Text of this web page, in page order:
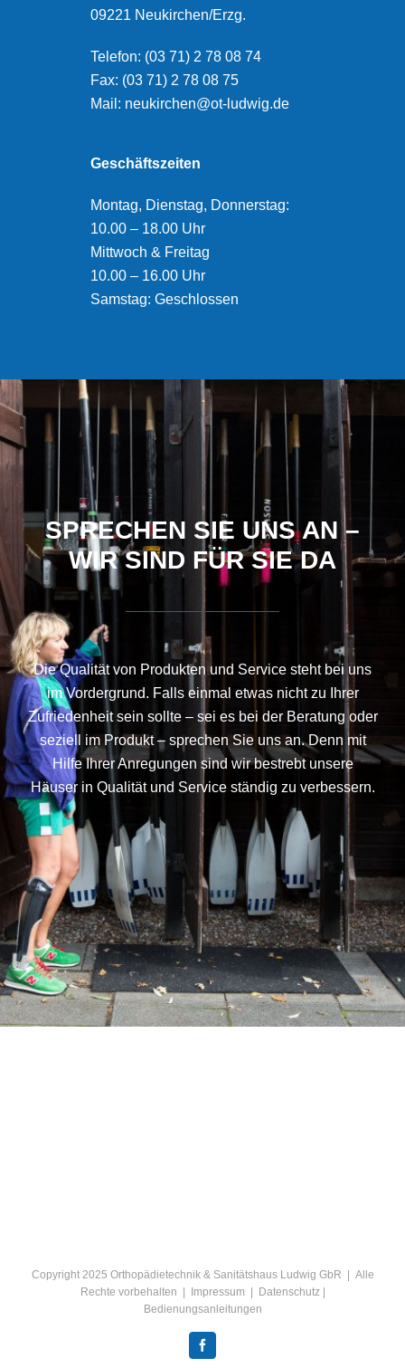
09221 Neukirchen/Erzg.
Telefon: (03 71) 2 78 08 74
Fax: (03 71) 2 78 08 75
Mail: neukirchen@ot-ludwig.de
Geschäftszeiten
Montag, Dienstag, Donnerstag:
10.00 – 18.00 Uhr
Mittwoch & Freitag
10.00 – 16.00 Uhr
Samstag: Geschlossen
SPRECHEN SIE UNS AN –
WIR SIND FÜR SIE DA
Die Qualität von Produkten und Service steht bei uns
im Vordergrund. Falls einmal etwas nicht zu Ihrer
Zufriedenheit sein sollte – sei es bei der Beratung oder
seziell im Produkt – sprechen Sie uns an. Denn mit
Hilfe Ihrer Anregungen sind wir bestrebt unsere
Häuser in Qualität und Service ständig zu verbessern.
Copyright 2025 Orthopädietechnik & Sanitätshaus Ludwig GbR | Alle
Rechte vorbehalten |
Impressum Datenschutz|
Bedienungsanleitungen
Facebook